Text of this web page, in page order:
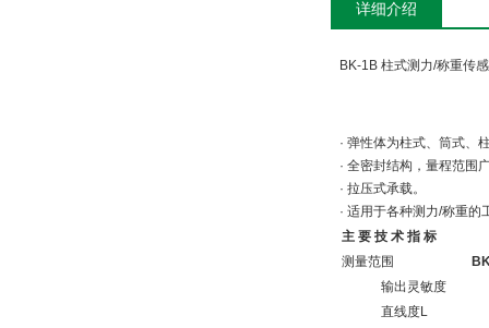
详细介绍
BK-1B 柱式测力/称重传
· 弹性体为柱式、筒式、
· 全密封结构，量程范围
· 拉压式承载。
· 适用于各种测力/称重
主 要 技 术 指 标
测量范围
输出灵敏度
直线度L